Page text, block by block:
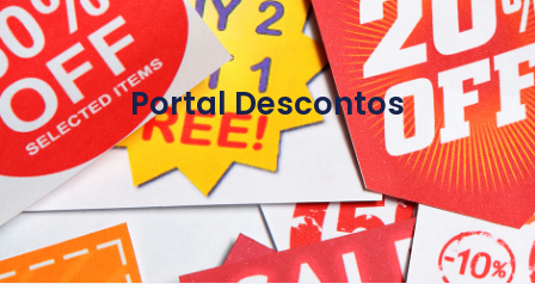
Portal Descontos